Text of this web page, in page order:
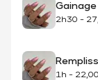
Gainage
2h30 -
1h -